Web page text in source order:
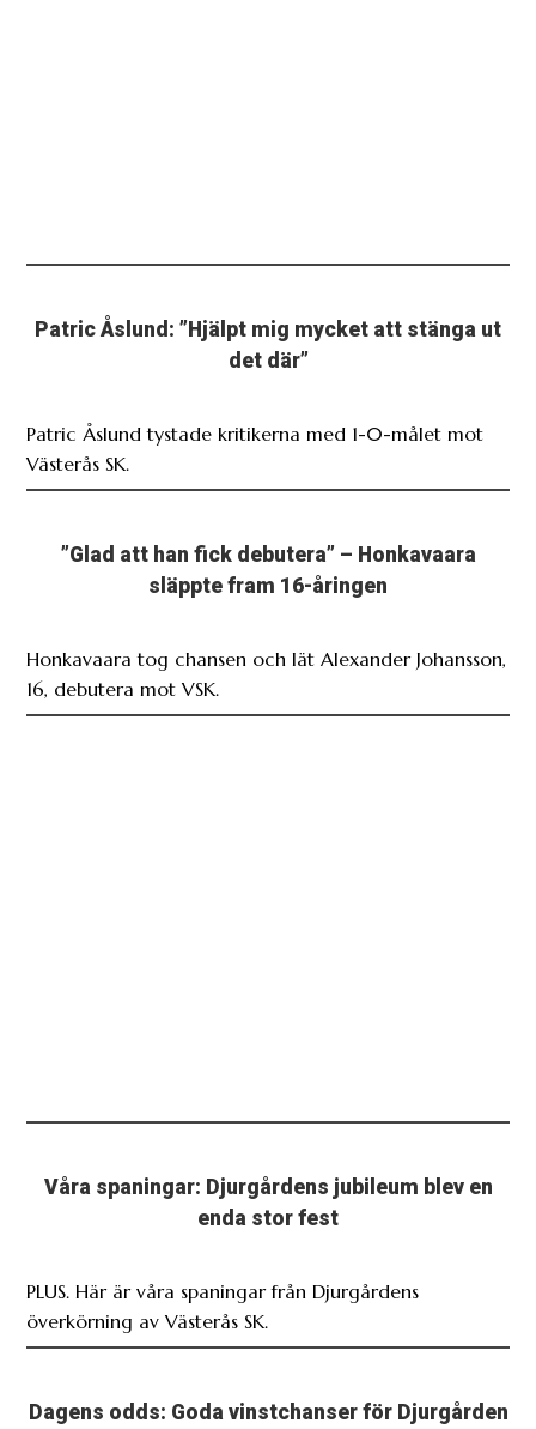
Patric Åslund: ”Hjälpt mig mycket att stänga ut
det där”
Patric Åslund tystade kritikerna med 1-0-målet mot
Västerås SK.
”Glad att han fick debutera” – Honkavaara
släppte fram 16-åringen
Honkavaara tog chansen och lät Alexander Johansson,
16, debutera mot VSK.
Våra spaningar: Djurgårdens jubileum blev en
enda stor fest
PLUS. Här är våra spaningar från Djurgårdens
överkörning av Västerås SK.
Dagens odds: Goda vinstchanser för Djurgården